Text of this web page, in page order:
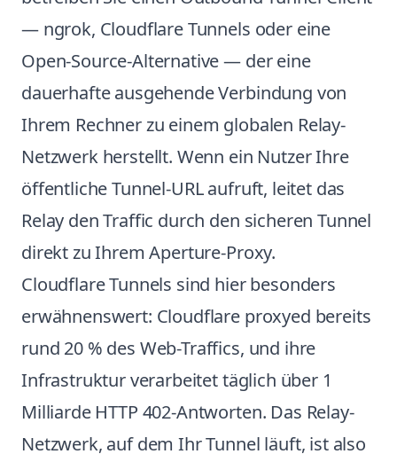
— ngrok, Cloudflare Tunnels oder eine
Open-Source-Alternative — der eine
dauerhafte ausgehende Verbindung von
Ihrem Rechner zu einem globalen Relay-
Netzwerk herstellt. Wenn ein Nutzer Ihre
öffentliche Tunnel-URL aufruft, leitet das
Relay den Traffic durch den sicheren Tunnel
direkt zu Ihrem Aperture-Proxy.
Cloudflare Tunnels sind hier besonders
erwähnenswert: Cloudflare proxyed bereits
rund 20 % des Web-Traffics, und ihre
Infrastruktur verarbeitet täglich über 1
Milliarde HTTP 402-Antworten. Das Relay-
Netzwerk, auf dem Ihr Tunnel läuft, ist also